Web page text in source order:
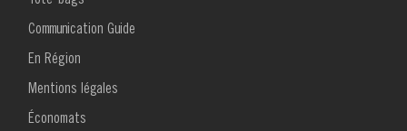
FOOTER
Communication Guide
En Région
Mentions légales
Économats